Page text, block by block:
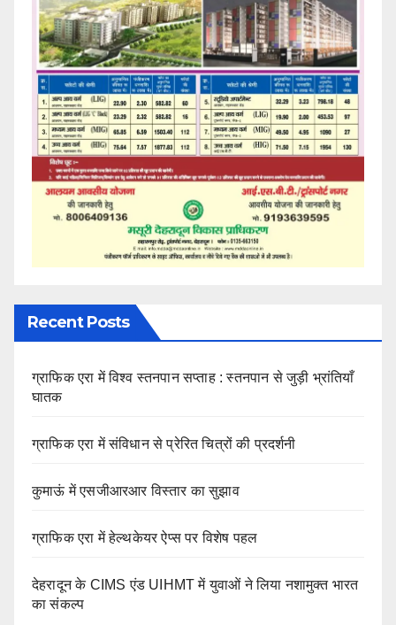
Recent Posts
ग्राफिक एरा में विश्व स्तनपान सप्ताह : स्तनपान से जुड़ी भ्रांतियाँ
घातक
ग्राफिक एरा में संविधान से प्रेरित चित्रों की प्रदर्शनी
कुमाऊं में एसजीआरआर विस्तार का सुझाव
ग्राफिक एरा में हेल्थकेयर ऐप्स पर विशेष पहल
देहरादून के CIMS एंड UIHMT में युवाओं ने लिया नशामुक्त भारत
का संकल्प